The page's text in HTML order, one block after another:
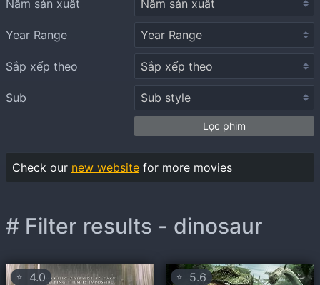
# Filter results - dinosaur
⭐ 4.0 ⭐ 5.6
Năm sản xuất
Year Range
Sắp xếp theo
Sub
Lọc phim
Check our new website for more movies